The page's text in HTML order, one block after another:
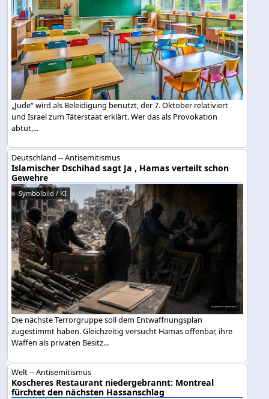
„Jude“ wird als Beleidigung benutzt, der 7. Oktober relativiert
und Israel zum Täterstaat erklärt. Wer das als Provokation
abtut,...
Deutschland -- Antisemitismus
Islamischer Dschihad sagt Ja , Hamas verteilt schon
Gewehre
Symbolbild / KI
Die nächste Terrorgruppe soll dem Entwaffnungsplan
zugestimmt haben. Gleichzeitig versucht Hamas offenbar, ihre
Waffen als privaten Besitz...
Welt -- Antisemitismus
Koscheres Restaurant niedergebrannt: Montreal
fürchtet den nächsten Hassanschlag